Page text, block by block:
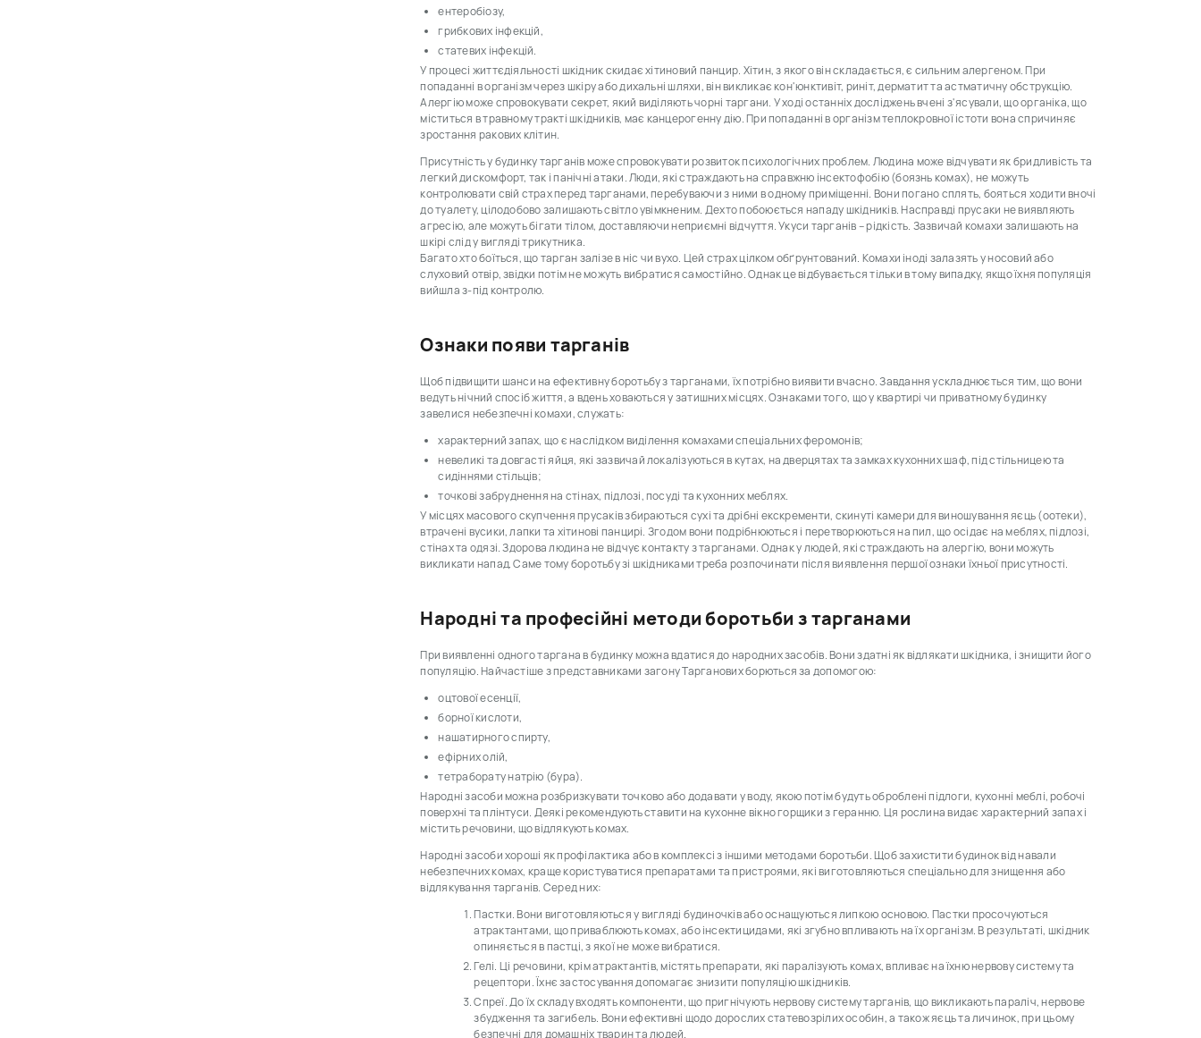
ентеробіозу,
грибкових інфекцій,
статевих інфекцій.
У процесі життєдіяльності шкідник скидає хітиновий панцир. Хітин, з якого він складається, є сильним алергеном. При
попаданні в організм через шкіру або дихальні шляхи, він викликає кон'юнктивіт, риніт, дерматит та астматичну обструкцію.
Алергію може спровокувати секрет, який виділяють чорні таргани. У ході останніх досліджень вчені з'ясували, що органіка, що
міститься в травному тракті шкідників, має канцерогенну дію. При попаданні в організм теплокровної істоти вона спричиняє
зростання ракових клітин.
Присутність у будинку тарганів може спровокувати розвиток психологічних проблем. Людина може відчувати як бридливість та
легкий дискомфорт, так і панічні атаки. Люди, які страждають на справжню інсектофобію (боязнь комах), не можуть
контролювати свій страх перед тарганами, перебуваючи з ними в одному приміщенні. Вони погано сплять, бояться ходити вночі
до туалету, цілодобово залишають світло увімкненим. Дехто побоюється нападу шкідників. Насправді прусаки не виявляють
агресію, але можуть бігати тілом, доставляючи неприємні відчуття. Укуси тарганів – рідкість. Зазвичай комахи залишають на
шкірі слід у вигляді трикутника.
Багато хто боїться, що тарган залізе в ніс чи вухо. Цей страх цілком обґрунтований. Комахи іноді залазять у носовий або
слуховий отвір, звідки потім не можуть вибратися самостійно. Однак це відбувається тільки в тому випадку, якщо їхня популяція
вийшла з-під контролю.
Ознаки появи тарганів
Щоб підвищити шанси на ефективну боротьбу з тарганами, їх потрібно виявити вчасно. Завдання ускладнюється тим, що вони
ведуть нічний спосіб життя, а вдень ховаються у затишних місцях. Ознаками того, що у квартирі чи приватному будинку
завелися небезпечні комахи, служать:
характерний запах, що є наслідком виділення комахами спеціальних феромонів;
невеликі та довгасті яйця, які зазвичай локалізуються в кутах, на дверцятах та замках кухонних шаф, під стільницею та
сидіннями стільців;
точкові забруднення на стінах, підлозі, посуді та кухонних меблях.
У місцях масового скупчення прусаків збираються сухі та дрібні екскременти, скинуті камери для виношування яєць (оотеки),
втрачені вусики, лапки та хітинові панцирі. Згодом вони подрібнюються і перетворюються на пил, що осідає на меблях, підлозі,
стінах та одязі. Здорова людина не відчує контакту з тарганами. Однак у людей, які страждають на алергію, вони можуть
викликати напад. Саме тому боротьбу зі шкідниками треба розпочинати після виявлення першої ознаки їхньої присутності.
Народні та професійні методи боротьби з тарганами
При виявленні одного таргана в будинку можна вдатися до народних засобів. Вони здатні як відлякати шкідника, і знищити його
популяцію. Найчастіше з представниками загону Тарганових борються за допомогою:
оцтової есенції,
борної кислоти,
нашатирного спирту,
ефірних олій,
тетраборату натрію (бура).
Народні засоби можна розбризкувати точково або додавати у воду, якою потім будуть оброблені підлоги, кухонні меблі, робочі
поверхні та плінтуси. Деякі рекомендують ставити на кухонне вікно горщики з геранню. Ця рослина видає характерний запах і
містить речовини, що відлякують комах.
Народні засоби хороші як профілактика або в комплексі з іншими методами боротьби. Щоб захистити будинок від навали
небезпечних комах, краще користуватися препаратами та пристроями, які виготовляються спеціально для знищення або
відлякування тарганів. Серед них:
Пастки. Вони виготовляються у вигляді будиночків або оснащуються липкою основою. Пастки просочуються
атрактантами, що приваблюють комах, або інсектицидами, які згубно впливають на їх організм. В результаті, шкідник
опиняється в пастці, з якої не може вибратися.
Гелі. Ці речовини, крім атрактантів, містять препарати, які паралізують комах, впливає на їхню нервову систему та
рецептори. Їхнє застосування допомагає знизити популяцію шкідників.
Спреї. До їх складу входять компоненти, що пригнічують нервову систему тарганів, що викликають параліч, нервове
збудження та загибель. Вони ефективні щодо дорослих статевозрілих особин, а також яєць та личинок, при цьому
безпечні для домашніх тварин та людей.